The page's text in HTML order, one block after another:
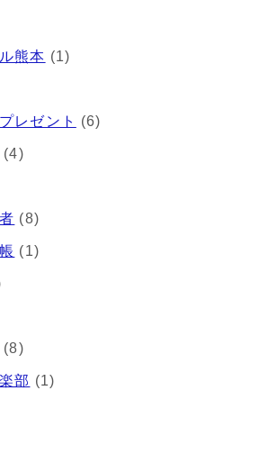
熊本 (1)
レゼント (6)
(4)
(8)
(1)
(8)
部 (1)